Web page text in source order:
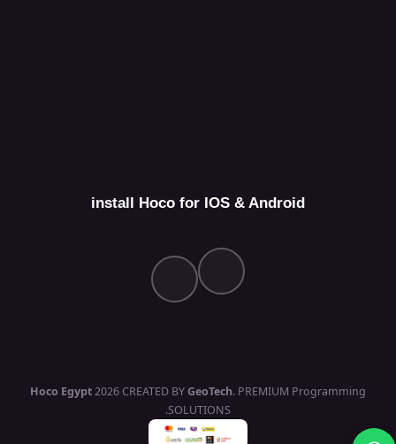
install Hoco for IOS & Android
Hoco Egypt2026 CREATED BYGeoTech. PREMIUM Programming
SOLUTIONS.